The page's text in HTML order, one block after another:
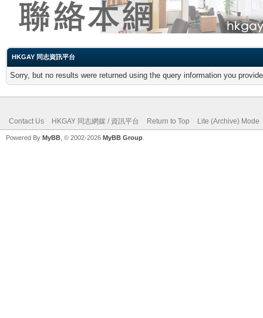
HKGAY 同志資訊平台
Sorry, but no results were returned using the query information you
Contact Us HKGAY 同志網媒 / 資訊平台 Return to Top Lite (Archive) Mode
Powered By MyBB , © 2002-2026 MyBB Group